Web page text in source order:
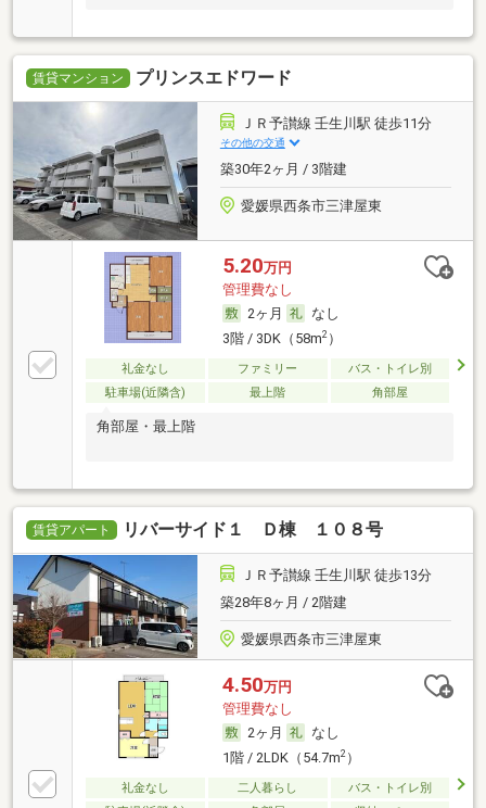
賃貸マンション プリンスエドワード
ＪＲ予讃線 壬生川駅 徒歩11分
その他の交通
築30年2ヶ月 / 3階建
愛媛県西条市三津屋東
5.20万円
管理費なし
2ヶ月
なし
3階 / 3DK（58m2）
礼金なし ファミリー
バス・トイレ別
駐車場(近隣含)
最上階 角部屋
角部屋・最上階
賃貸アパート リバーサイド１ Ｄ棟 １０８号
ＪＲ予讃線 壬生川駅 徒歩13分
築28年8ヶ月 / 2階建
愛媛県西条市三津屋東
4.50万円
管理費なし
2ヶ月
なし
1階 / 2LDK（54.7m2）
礼金なし 二人暮らし
バス・トイレ別